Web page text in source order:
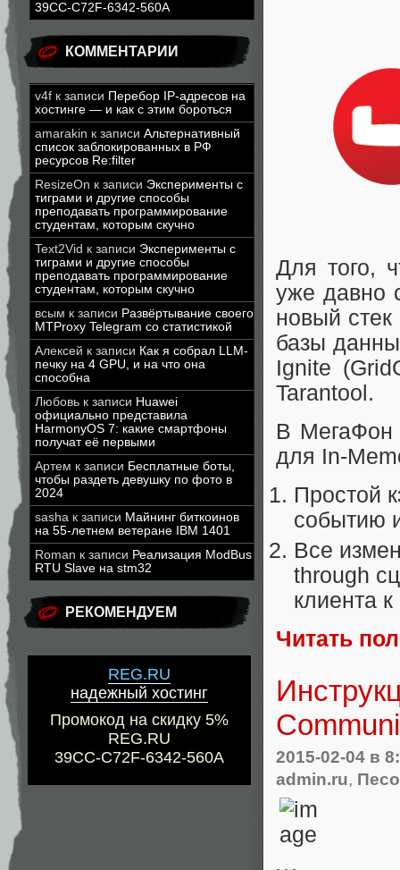
39CC-C72F-6342-560A
КОММЕНТАРИИ
v4f к записи Перебор IP-адресов на
хостинге — и как с этим бороться
amarakin к записи Альтернативный
список заблокированных в РФ
ресурсов Re:filter
ResizeOn к записи Эксперименты с
тиграми и другие способы
преподавать программирование
студентам, которым скучно
Text2Vid к записи Эксперименты с
тиграми и другие способы
преподавать программирование
студентам, которым скучно
всым к записи Развёртывание своего
MTProxy Telegram со статистикой
Алексей к записи Как я собрал LLM-
печку на 4 GPU, и на что она
способна
Любовь к записи Huawei
официально представила
HarmonyOS 7: какие смартфоны
получат её первыми
Артем к записи Бесплатные боты,
чтобы раздеть девушку по фото в
2024
sasha к записи Майнинг биткоинов
на 55-летнем ветеране IBM 1401
Roman к записи Реализация ModBus
RTU Slave на stm32
РЕКОМЕНДУЕМ
REG.RU
надежный хостинг
Промокод на скидку 5%
REG.RU
39CC-C72F-6342-560A
Для того,
уже давно
новый стек
базы
Ignite
Tarantool.
В МегаФон
для In-
Простой
событию
Все
through
клиента
Читать
2015-02-04 в
admin.ru,